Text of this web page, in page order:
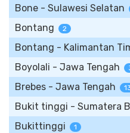
Bone - Sulawesi Selatan
Bontang 2
Bontang - Kalimantan
Boyolali - Jawa Tengah
Brebes - Jawa Tengah
Bukit tinggi - Sumatera
Bukittinggi 1